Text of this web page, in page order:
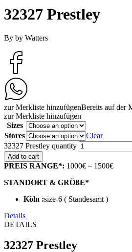
32327 Prestley
By by Watters
zur Merkliste hinzufügenBereits auf der
zur Merkliste hinzufügen
Sizes
Stores
Clear
32327 Prestley quantity
Add to cart
PREIS RANGE*: 1000€ – 1500€
STANDORT & GRÖßE*
Köln :size-6 ( Standesamt )
Details
DETAILS
32327 Prestley